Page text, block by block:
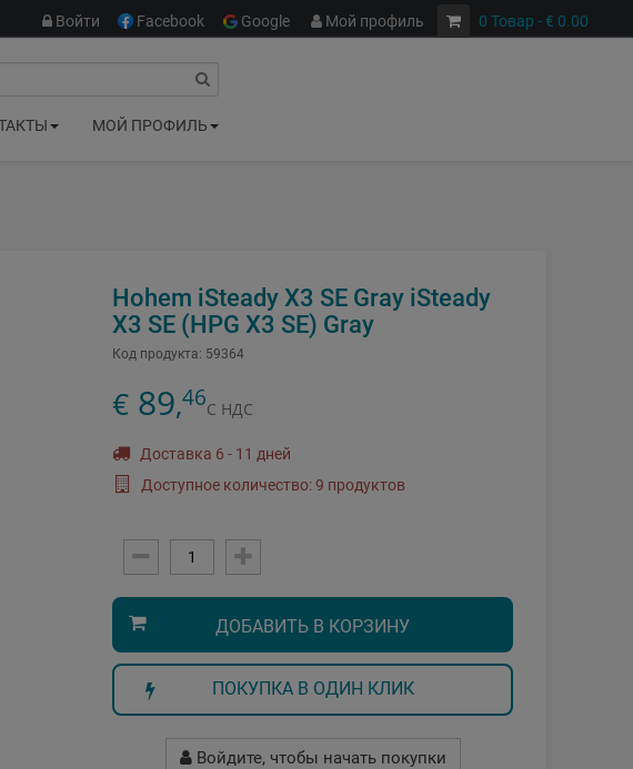
0 Товар - € 0.00
Войти Facebook Google Мой профиль
МОЙ ПРОФИЛЬ
Hohem iSteady X3 SE Gray iSteady
X3 SE (HPG X3 SE) Gray
Код продукта: 59364
€ 89,46С НДС
Доставка 6 - 11 дней
Доступное количество: 9 продуктов
ДОБАВИТЬ В КОРЗИНУ
ПОКУПКА В ОДИН КЛИК
Войдите, чтобы начать покупки